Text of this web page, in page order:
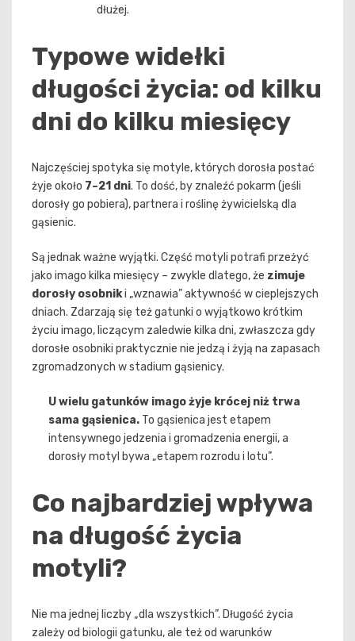
dłużej.
Typowe widełki
długości życia: od kilku
dni do kilku miesięcy
Najczęściej spotyka się motyle, których dorosła postać
żyje około 7–21 dni. To dość, by znaleźć pokarm (jeśli
dorosły go pobiera), partnera i roślinę żywicielską dla
gąsienic.
Są jednak ważne wyjątki. Część motyli potrafi przeżyć
jako imago kilka miesięcy – zwykle dlatego, że zimuje
dorosły osobniki „wznawia” aktywność w cieplejszych
dniach. Zdarzają się też gatunki o wyjątkowo krótkim
życiu imago, liczącym zaledwie kilka dni, zwłaszcza gdy
dorosłe osobniki praktycznie nie jedzą i żyją na zapasach
zgromadzonych w stadium gąsienicy.
U wielu gatunków imago żyje krócej niż trwa
sama gąsienica. To gąsienica jest etapem
intensywnego jedzenia i gromadzenia energii, a
dorosły motyl bywa „etapem rozrodu i lotu”.
Co najbardziej wpływa
na długość życia
motyli?
Nie ma jednej liczby „dla wszystkich”. Długość życia
zależy od biologii gatunku, ale też od warunków